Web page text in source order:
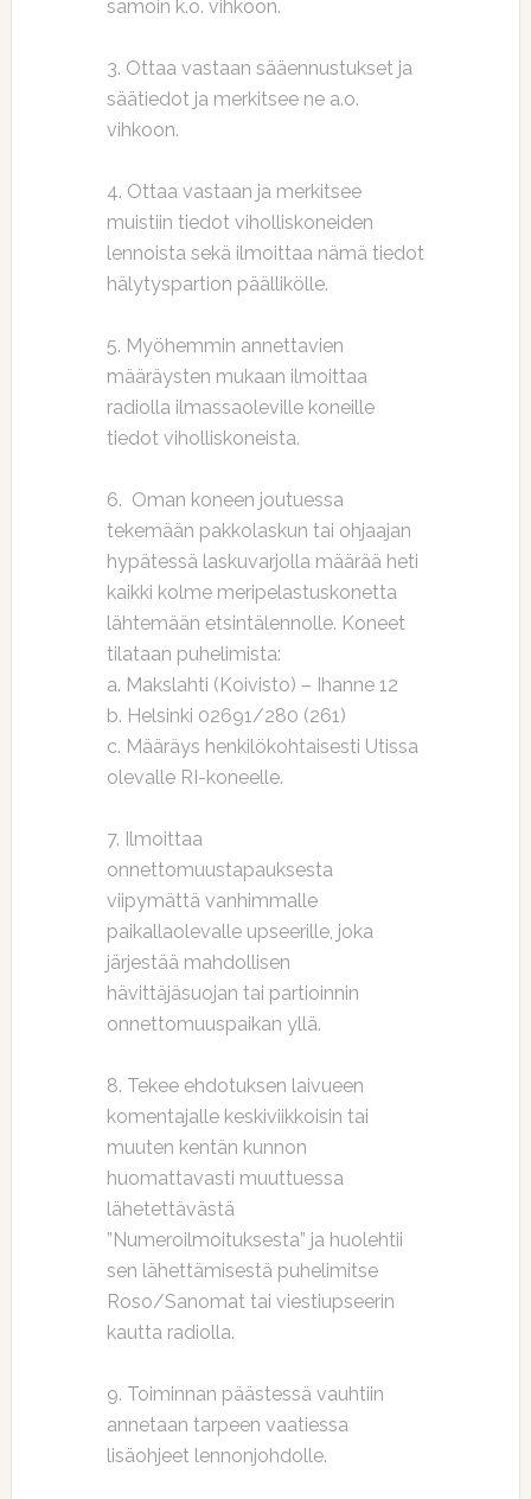
samoin k.o. vihkoon.
3. Ottaa vastaan sääennustukset ja
säätiedot ja merkitsee ne a.o.
vihkoon.
4. Ottaa vastaan ja merkitsee
muistiin tiedot viholliskoneiden
lennoista sekä ilmoittaa nämä tiedot
hälytyspartion päällikölle.
5. Myöhemmin annettavien
määräysten mukaan ilmoittaa
radiolla ilmassaoleville koneille
tiedot viholliskoneista.
6. Oman koneen joutuessa
tekemään pakkolaskun tai ohjaajan
hypätessä laskuvarjolla määrää heti
kaikki kolme meripelastuskonetta
lähtemään etsintälennolle. Koneet
tilataan puhelimista:
a. Makslahti (Koivisto) – Ihanne 12
b. Helsinki 02691/280 (261)
c. Määräys henkilökohtaisesti Utissa
olevalle RI-koneelle.
7. Ilmoittaa
onnettomuustapauksesta
viipymättä vanhimmalle
paikallaolevalle upseerille, joka
järjestää mahdollisen
hävittäjäsuojan tai partioinnin
onnettomuuspaikan yllä.
8. Tekee ehdotuksen laivueen
komentajalle keskiviikkoisin tai
muuten kentän kunnon
huomattavasti muuttuessa
lähetettävästä
”Numeroilmoituksesta” ja huolehtii
sen lähettämisestä puhelimitse
Roso/Sanomat tai viestiupseerin
kautta radiolla.
9. Toiminnan päästessä vauhtiin
annetaan tarpeen vaatiessa
lisäohjeet lennonjohdolle.